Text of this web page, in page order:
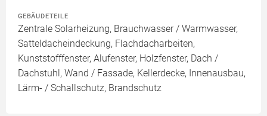
GEBÄUDETEILE
Zentrale Solarheizung, Brauchwasser / Warmwasser,
Satteldacheindeckung, Flachdacharbeiten,
Kunststofffenster, Alufenster, Holzfenster, Dach /
Dachstuhl, Wand / Fassade, Kellerdecke, Innenausbau,
Lärm- / Schallschutz, Brandschutz